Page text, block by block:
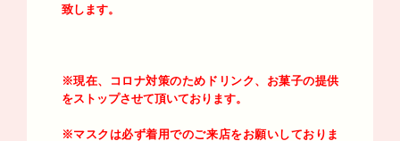
致します。
※現在、コロナ対策のためドリンク、お菓子の提供
をストップさせて頂いております。
※マスクは必ず着用でのご来店をお願いしておりま